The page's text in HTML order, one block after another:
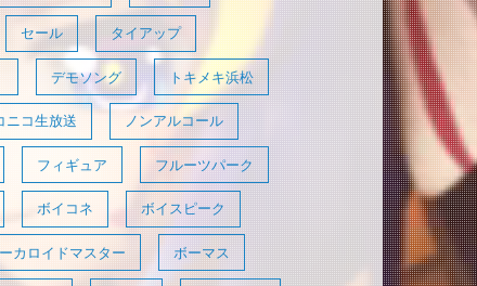
セール タイアップ
デモソング トキメキ浜松
ニコ生放送 ノンアルコール
フィギュア フルーツパーク
ボイコネ ボイスピーク
カロイドマスター ボーマス